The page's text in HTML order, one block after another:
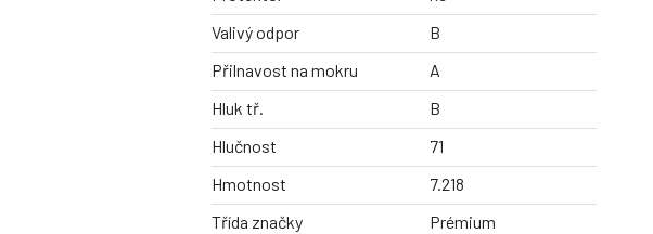
Valivý odpor
B
Přilnavost na mokru
A
Hluk tř.
B
Hlučnost
71
Hmotnost
7.218
Třída značky
Prémium